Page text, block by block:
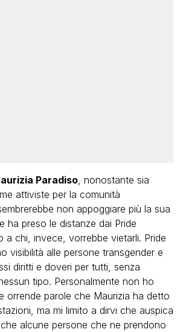
Paradiso, nonostante sia
attiviste per la comunità
non appoggiare più la sua
ha preso le distanze dai Pride
a chi, invece, vorrebbe vietarli. Pride
visibilità alle persone transgender e
diritti e doveri per tutti, senza
tipo. Personalmente non ho
orrende parole che Maurizia ha detto
ma mi limito a dirvi che auspica
alcune persone che ne prendono